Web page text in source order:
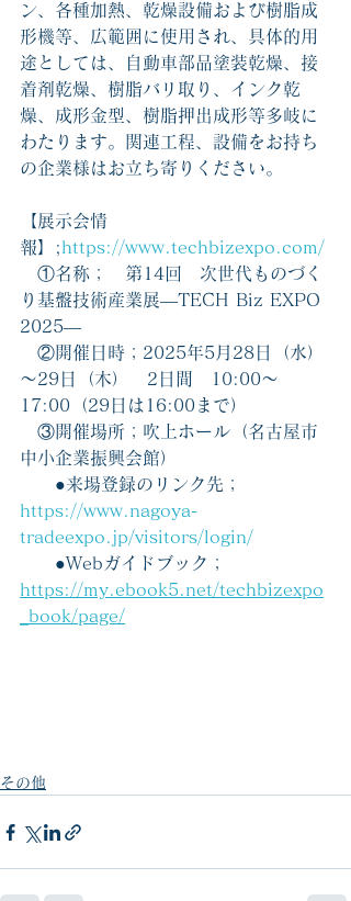
ン、各種加熱、乾燥設備および樹脂成
形機等、広範囲に使用され、具体的用
途としては、自動車部品塗装乾燥、接
着剤乾燥、樹脂バリ取り、インク乾
燥、成形金型、樹脂押出成形等多岐に
わたります。関連工程、設備をお持ち
の企業様はお立ち寄りください。
【展示会情
報】;https://www.techbizexpo.com/
①名称；　第14回　次世代ものづく
り基盤技術産業展―TECH Biz EXPO
2025―
②開催日時；2025年5月28日（水）
～29日（木）　2日間　10:00～
17:00（29日は16:00まで）
③開催場所；吹上ホール（名古屋市
中小企業振興会館）
●来場登録のリンク先；
https://www.nagoya-
tradeexpo.jp/visitors/login/
●Webガイドブック；
https://my.ebook5.net/techbizexpo
_book/page/
その他